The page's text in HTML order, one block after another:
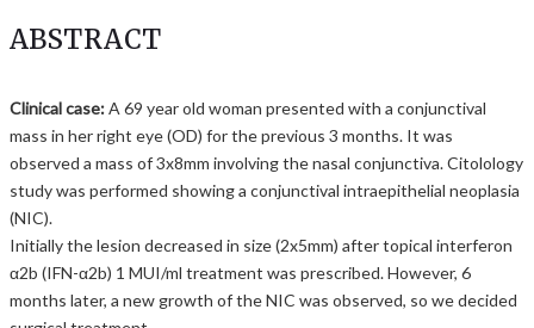
ABSTRACT
Clinical case:A 69 year old woman presented with a conjunctival
mass in her right eye (OD) for the previous 3 months. It was
observed a mass of 3x8mm involving the nasal conjunctiva. Citolology
study was performed showing a conjunctival intraepithelial neoplasia
(NIC).
Initially the lesion decreased in size (2x5mm) after topical interferon
α2b (IFN-α2b) 1 MUI/ml treatment was prescribed. However, 6
months later, a new growth of the NIC was observed, so we decided